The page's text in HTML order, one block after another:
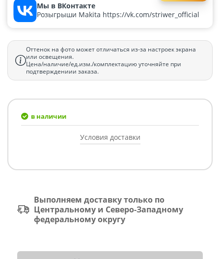
Мы в ВКонтакте
Розыгрыши Makita https://vk.com/striwer_official
Оттенок на фото может отличаться из-за настроек экрана
или освещения.
Цена/наличие/ед.изм./комплектацию уточняйте при
подтверждениии заказа.
в наличии
Условия доставки
Выполняем доставку только по
Центральному и Северо-Западному
федеральному округу